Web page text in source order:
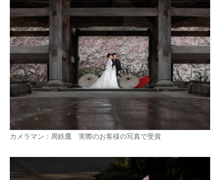
カメラマン：周鉄鷹 実際のお客様の写真で受賞